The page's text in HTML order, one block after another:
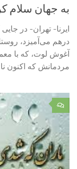
به جهان سلام
ایرنا- تهران- در
درهم می‌آمیزد،
آغوش لوت، که با
مردمانش که اکنون
۰